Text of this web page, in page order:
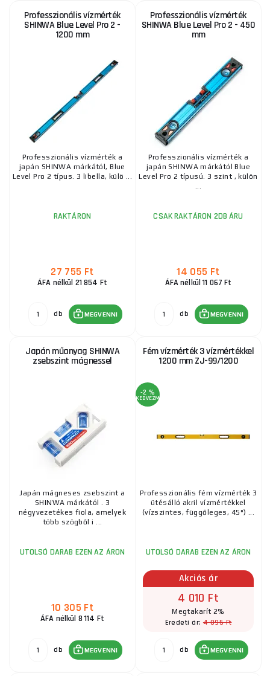
Professzionális vízmérték
SHINWA Blue Level Pro 2 -
1200 mm
Professzionális vízmérték a
japán SHINWA márkától, Blue
Level Pro 2 típus. 3 libella, külö ...
RAKTÁRON
27 755 Ft
ÁFA nélkül 21 854 Ft
db MEGVENNI
Professzionális vízmérték
SHINWA Blue Level Pro 2 - 450
mm
Professzionális vízmérték a
japán SHINWA márkától Blue
Level Pro 2 típusú. 3 szint , külön
...
CSAK RAKTÁRON 2DB ÁRU
14 055 Ft
ÁFA nélkül 11 067 Ft
db MEGVENNI
Japán műanyag SHINWA
zsebszint mágnessel
Japán mágneses zsebszint a
SHINWA márkától . 3
négyvezetékes fiola, amelyek
több szögből i ...
UTOLSÓ DARAB EZEN AZ ÁRON
10 305 Ft
ÁFA nélkül 8 114 Ft
db MEGVENNI
Fém vízmérték 3 vízmértékkel
1200 mm ZJ-99/1200
-2 %
KEDVEZMÉNY
Professzionális fém vízmérték 3
ütésálló akril vízmértékkel
(vízszintes, függőleges, 45°) ...
UTOLSÓ DARAB EZEN AZ ÁRON
Akciós ár
4 010 Ft
Megtakarít 2%
Eredeti ár:4 095 Ft
db MEGVENNI